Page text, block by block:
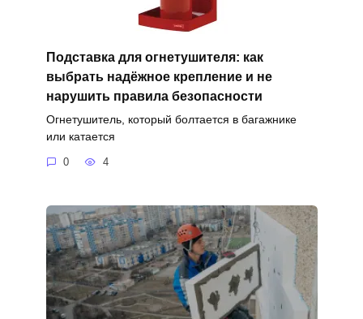
Подставка для огнетушителя: как
выбрать надёжное крепление и не
нарушить правила безопасности
Огнетушитель, который болтается в багажнике
или катается
0 4